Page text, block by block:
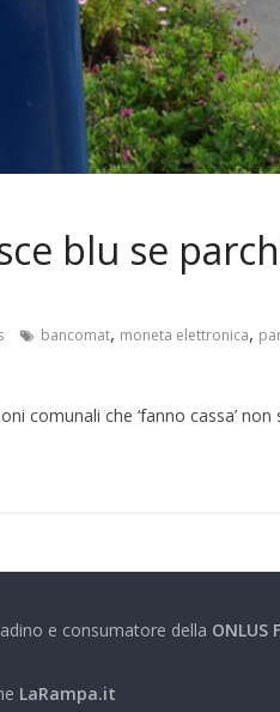
blu se
bancomat, moneta elettronica,
comunali che ‘fanno cassa’
e consumatore della ONLUS
LaRampa.it